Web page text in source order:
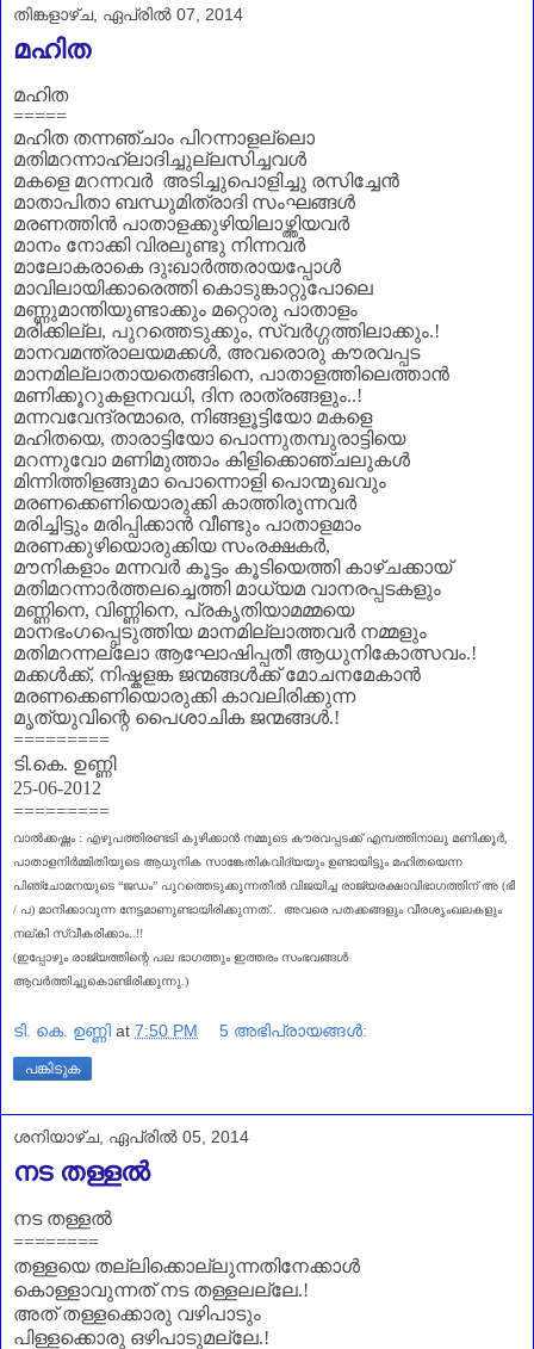
തിങ്കളാഴ്‌ച, ഏപ്രിൽ 07, 2014
മഹിത
മഹിത
=====
മഹിത തന്നഞ്ചാം പിറന്നാളല്ലൊ
മതിമറന്നാഹ്ലാദിച്ചുല്ലസിച്ചവൾ
മകളെ മറന്നവർ അടിച്ചുപൊളിച്ചു രസിച്ചേൻ
മാതാപിതാ ബന്ധുമിത്രാദി സംഘങ്ങൾ
മരണത്തിൻ പാതാളക്കുഴിയിലാഴ്ത്തിയവർ
മാനം നോക്കി വിരലുണ്ടു നിന്നവർ
മാലോകരാകെ ദുഃഖാർത്തരായപ്പോൾ
മാവിലായിക്കാരെത്തി കൊടുങ്കാറ്റുപോലെ
മണ്ണുമാന്തിയുണ്ടാക്കും മറ്റൊരു പാതാളം
മരിക്കില്ല, പുറത്തെടുക്കും, സ്വർഗ്ഗത്തിലാക്കും.!
മാനവമന്ത്രാലയമക്കൾ, അവരൊരു കൗരവപ്പട
മാനമില്ലാതായതെങ്ങിനെ, പാതാളത്തിലെത്താൻ
മണിക്കൂറുകളനവധി, ദിന രാത്രങ്ങളും..!
മന്നവവേന്ദ്രന്മാരെ, നിങ്ങളൂട്ടിയോ മകളെ
മഹിതയെ, താരാട്ടിയോ പൊന്നുതമ്പുരാട്ടിയെ
മറന്നുവോ മണിമുത്താം കിളിക്കൊഞ്ചലുകൾ
മിന്നിത്തിളങ്ങുമാ പൊന്നൊളി പൊന്മുഖവും
മരണക്കെണിയൊരുക്കി കാത്തിരുന്നവർ
മരിച്ചിട്ടും മരിപ്പിക്കാൻ വീണ്ടും പാതാളമാം
മരണക്കുഴിയൊരുക്കിയ സംരക്ഷകർ,
മൗനികളാം മന്നവർ കൂട്ടം കൂടിയെത്തി കാഴ്ചക്കായ്
മതിമറന്നാർത്തലച്ചെത്തി മാധ്യമ വാനരപ്പടകളും
മണ്ണിനെ, വിണ്ണിനെ, പ്രകൃതിയാമമ്മയെ
മാനഭംഗപ്പെടുത്തിയ മാനമില്ലാത്തവർ നമ്മളും
മതിമറന്നല്ലോ ആഘോഷിപ്പതീ ആധുനികോത്സവം.!
മക്കൾക്ക്, നിഷ്കളങ്ക ജന്മങ്ങൾക്ക് മോചനമേകാൻ
മരണക്കെണിയൊരുക്കി കാവലിരിക്കുന്ന
മൃത്യുവിന്റെ പൈശാചിക ജന്മങ്ങൾ.!
=========
ടി.കെ. ഉണ്ണി
25-06-2012
=========
വാല്‍ക്കഷ്ണം : എഴുപത്തിരണ്ടടി കുഴിക്കാൻ നമ്മുടെ കൗരവപ്പടക്ക്എമ്പത്തിനാലു മണിക്കൂർ
പാതാളനിർമ്മിതിയുടെ ആധുനിക സാങ്കേതികവിദ്യയും ഉണ്ടായിട്ടും മഹിതയെന്ന
പിഞ്ചോമനയുടെ “ജഡം” പുറത്തെടുക്കുന്നതിൽ വിജയിച്ച രാജ്യരക്ഷാവിഭാഗത്തിന്‌അ (ഭി
/ പ) മാനിക്കാവുന്ന നേട്ടമാണുണ്ടായിരിക്കുന്നത്.. അവരെ പതക്കങ്ങളും വീരശൃംഖലകളും
നല്കി സ്വീകരിക്കാം..!!
(ഇപ്പോഴും രാജ്യത്തിന്റെ പല ഭാഗത്തും ഇത്തരം സംഭവങ്ങൾ
ആവർത്തിച്ചുകൊണ്ടിരിക്കുന്നു.)
ടി. കെ. ഉണ്ണി at 7:50 PM 5 അഭിപ്രായങ്ങൾ:
പങ്കിടുക
ശനിയാഴ്‌ച, ഏപ്രിൽ 05, 2014
നട തള്ളൽ
നട തള്ളൽ
========
തള്ളയെ തല്ലിക്കൊല്ലുന്നതിനേക്കാൾ
കൊള്ളാവുന്നത് നട തള്ളലല്ലേ.!
അത് തള്ളക്കൊരു വഴിപാടും
പിള്ളക്കൊരു ഒഴിപാടുമല്ലേ.!